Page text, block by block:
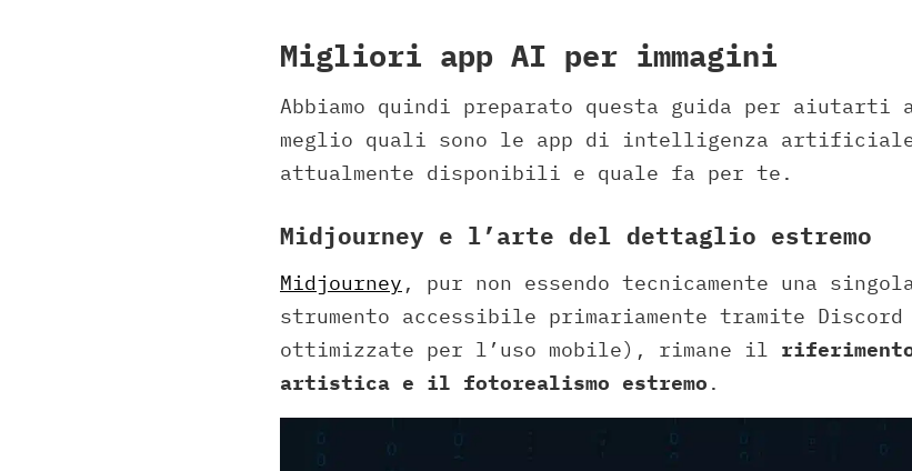
Migliori app AI per immagini
Abbiamo quindi preparato questa guida per aiutarti
meglio quali sono le app di intelligenza artificiale
attualmente disponibili e quale fa per te.
Midjourney e l’arte del dettaglio estremo
Midjourney , pur non essendo tecnicamente una
strumento accessibile primariamente tramite
ottimizzate per l’uso mobile), rimane il
artistica e il fotorealismo estremo .